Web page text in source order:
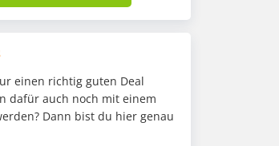
einen richtig guten Deal
dafür auch noch mit einem
Dann bist du hier genau